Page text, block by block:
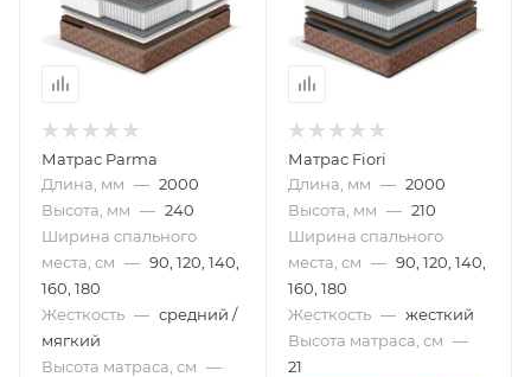
Матрас Parma
Длина, мм — 2000
Высота, мм — 240
Ширина спального
места, см — 90, 120, 140,
160, 180
Жесткость — средний /
мягкий
Высота матраса, см —
Матрас Fiori
Длина, мм — 2000
Высота, мм — 210
Ширина спального
места, см — 90, 120, 140,
160, 180
Жесткость — жесткий
Высота матраса, см —
21